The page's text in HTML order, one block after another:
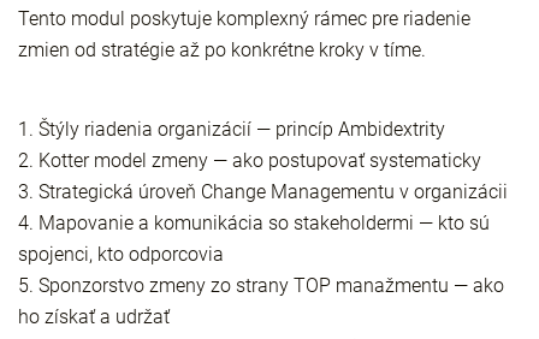
Tento modul poskytuje komplexný rámec pre riadenie
zmien od stratégie až po konkrétne kroky v tíme.
1. Štýly riadenia organizácií — princíp Ambidextrity
2. Kotter model zmeny — ako postupovať systematicky
3. Strategická úroveň Change Managementu v organizácii
4. Mapovanie a komunikácia so stakeholdermi — kto sú
spojenci, kto odporcovia
5. Sponzorstvo zmeny zo strany TOP manažmentu — ako
ho získať a udržať